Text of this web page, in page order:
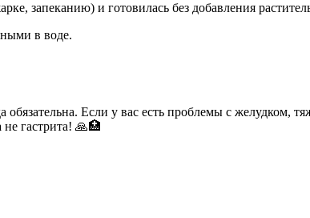
запеканию) и готовилась без добавления
в воде.
Если у вас есть проблемы с желудком,
гастрита! 🙏🏥